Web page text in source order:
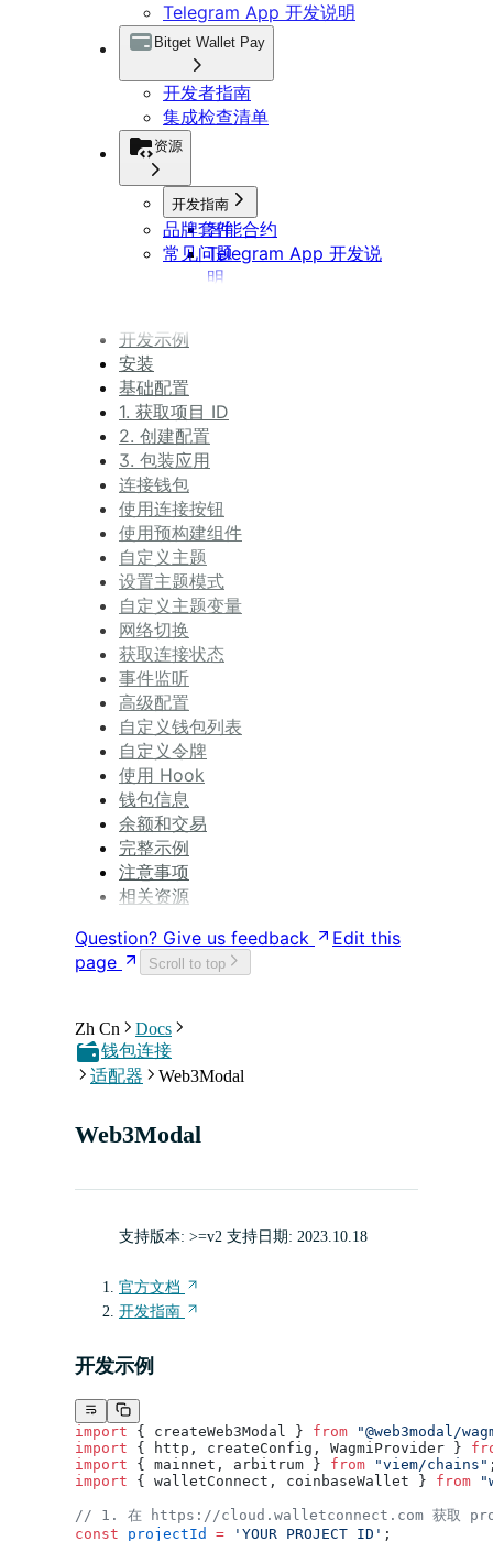
Telegram App 开发说明
Bitget Wallet Pay
开发者指南
集成检查清单
资源
开发指南
智能合约
Telegram App 开发说
明
品牌套件
常见问题
开发示例
安装
基础配置
1. 获取项目 ID
2. 创建配置
3. 包装应用
连接钱包
使用连接按钮
使用预构建组件
自定义主题
设置主题模式
自定义主题变量
网络切换
获取连接状态
事件监听
高级配置
自定义钱包列表
自定义令牌
使用 Hook
钱包信息
余额和交易
完整示例
注意事项
相关资源
Question? Give us feedback
Edit this
page
Scroll to top
Zh Cn
Docs
钱包连接
适配器
Web3Modal
Web3Modal
支持版本: >=v2 支持日期: 2023.10.18
官方文档
开发指南
开发示例
import { createWeb3Modal } from "@web3modal/
import { http, createConfig, WagmiProvider }
import { mainnet, arbitrum } from "viem/chains"
import { walletConnect, coinbaseWallet } from
// 1. 在 https://cloud.walletconnect.com 获取
const projectId = 'YOUR_PROJECT_ID' ;